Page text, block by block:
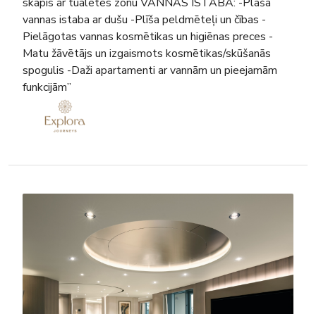
vannas istaba ar dušu -Plīša peldmēteļi un čības -
Pielāgotas vannas kosmētikas un higiēnas preces -
Matu žāvētājs un izgaismots kosmētikas/skūšanās
spogulis -Daži apartamenti ar vannām un pieejamām
funkcijām”